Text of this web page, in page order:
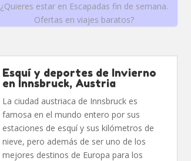
¿Quieres estar en Escapadas fin de semana.
Ofertas en viajes baratos?
Esquí y deportes de Invierno
en Innsbruck, Austria
La ciudad austriaca de Innsbruck es
famosa en el mundo entero por sus
estaciones de esquí y sus kilómetros de
nieve, pero además de ser uno de los
mejores destinos de Europa para los